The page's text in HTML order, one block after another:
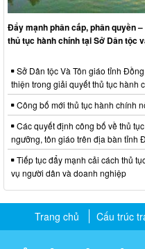
Đẩy mạnh phân cấp, phân quyền
thủ tục hành chính tại Sở Dân tộc
Sở Dân tộc Và Tôn giáo tỉnh
thiện trong giải quyết thủ tục hành
Công bố mới thủ tục hành chính
Các quyết định công bố về thủ
ngưỡng, tôn giáo trên địa bàn tỉnh
Tiếp tục đẩy mạnh cải cách thủ
vụ người dân và doanh nghiệp
Trang chủ Cấu trúc